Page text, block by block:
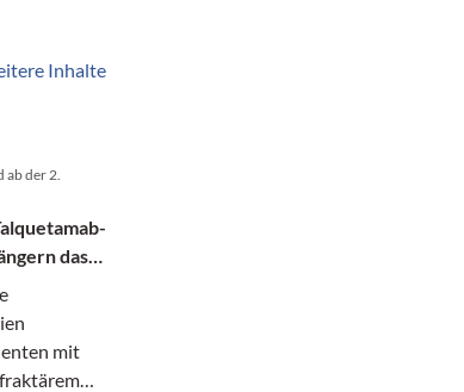
Inhalte
der 2.
das
mit